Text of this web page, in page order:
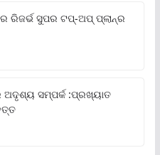
ରିଜର୍ଭ ସୁପର ଟପ୍‌-ଅପ୍ ପ୍ଲାନ୍‌ର
ଅଦୃଶ୍ୟ ସମ୍ପର୍କ :ପ୍ରଖ୍ୟାତ